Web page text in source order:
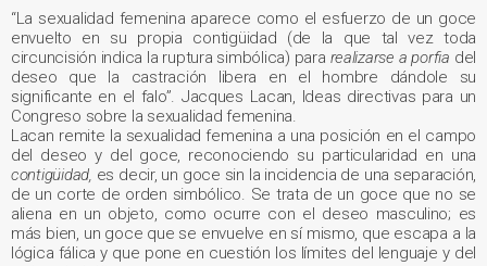
“La sexualidad femenina aparece como el esfuerzo de un goce
envuelto en su propia contigüidad (de la que tal vez toda
circuncisión indica la ruptura simbólica) para realizarse a porfia del
deseo que la castración libera en el hombre dándole su
significante en el falo”. Jacques Lacan, Ideas directivas para un
Congreso sobre la sexualidad femenina.
Lacan remite la sexualidad femenina a una posición en el campo
del deseo y del goce, reconociendo su particularidad en una
contigüidad, es decir, un goce sin la incidencia de una separación,
de un corte de orden simbólico. Se trata de un goce que no se
aliena en un objeto, como ocurre con el deseo masculino; es
más bien, un goce que se envuelve en sí mismo, que escapa a la
lógica fálica y que pone en cuestión los límites del lenguaje y del